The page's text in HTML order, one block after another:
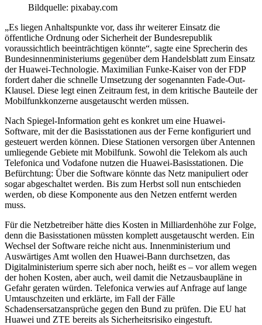
Bildquelle: pixabay.com
„Es liegen Anhaltspunkte vor, dass ihr weiterer Einsatz die
öffentliche Ordnung oder Sicherheit der Bundesrepublik
voraussichtlich beeinträchtigen könnte“, sagte eine Sprecherin des
Bundesinnenministeriums gegenüber dem Handelsblatt zum Einsatz
der Huawei-Technologie. Maximilian Funke-Kaiser von der FDP
fordert daher die schnelle Umsetzung der sogenannten Fade-Out-
Klausel. Diese legt einen Zeitraum fest, in dem kritische Bauteile der
Mobilfunkkonzerne ausgetauscht werden müssen.
Nach Spiegel-Information geht es konkret um eine Huawei-
Software, mit der die Basisstationen aus der Ferne konfiguriert und
gesteuert werden können. Diese Stationen versorgen über Antennen
umliegende Gebiete mit Mobilfunk. Sowohl die Telekom als auch
Telefonica und Vodafone nutzen die Huawei-Basisstationen. Die
Befürchtung: Über die Software könnte das Netz manipuliert oder
sogar abgeschaltet werden. Bis zum Herbst soll nun entschieden
werden, ob diese Komponente aus den Netzen entfernt werden
muss.
Für die Netzbetreiber hätte dies Kosten in Milliardenhöhe zur Folge,
denn die Basisstationen müssten komplett ausgetauscht werden. Ein
Wechsel der Software reiche nicht aus. Innenministerium und
Auswärtiges Amt wollen den Huawei-Bann durchsetzen, das
Digitalministerium sperre sich aber noch, heißt es – vor allem wegen
der hohen Kosten, aber auch, weil damit die Netzausbaupläne in
Gefahr geraten würden. Telefonica verwies auf Anfrage auf lange
Umtauschzeiten und erklärte, im Fall der Fälle
Schadensersatzansprüche gegen den Bund zu prüfen. Die EU hat
Huawei und ZTE bereits als Sicherheitsrisiko eingestuft.